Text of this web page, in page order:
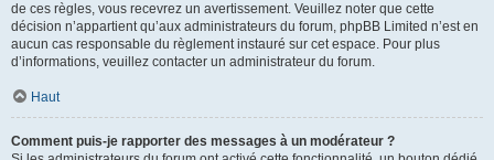
de ces règles, vous recevrez un avertissement. Veuillez noter que cette
décision n’appartient qu’aux administrateurs du forum, phpBB Limited n’est en
aucun cas responsable du règlement instauré sur cet espace. Pour plus
d’informations, veuillez contacter un administrateur du forum.
Haut
Comment puis-je rapporter des messages à un modérateur ?